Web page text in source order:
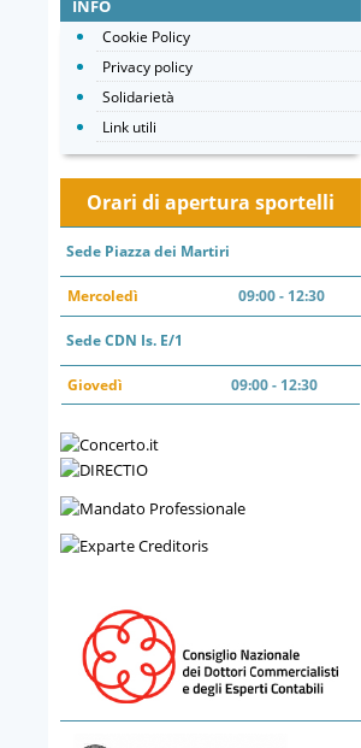
INFO
Cookie Policy
Privacy policy
Solidarietà
Link utili
Orari di apertura sportelli
Sede Piazza dei Martiri
Mercoledì 09:00 - 12:30
Sede CDN Is. E/1
Giovedì 09:00 - 12:30